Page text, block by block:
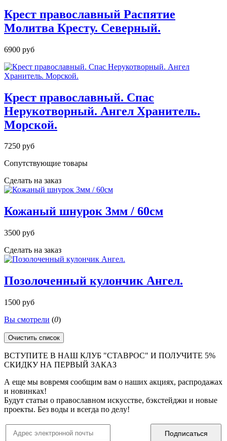
Крест православный Распятие
Молитва Кресту. Северный.
6900 руб
Крест православный. Спас
Нерукотворный. Ангел Хранитель.
Морской.
7250 руб
Сопутствующие товары
Сделать на заказ
Кожаный шнурок 3мм / 60см
3500 руб
Сделать на заказ
Позолоченный кулончик Ангел.
1500 руб
Вы смотрели (0)
Очистить список
ВСТУПИТЕ В НАШ КЛУБ "СТАВРОС" И ПОЛУЧИТЕ 5%
СКИДКУ НА ПЕРВЫЙ ЗАКАЗ
А еще мы вовремя сообщим вам о наших акциях, распродажах
и новинках!
Будут статьи о православном искусстве, бэкстейджи и новые
проекты. Без воды и всегда по делу!